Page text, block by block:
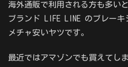
海外通販で利用される方も多い
ブランド LIFE LINE のブレーキ
メチャ安いヤツです。
最近ではアマゾンでも買えてし